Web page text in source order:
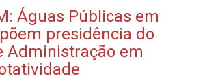
Águas Públicas em
presidência do
Administração em